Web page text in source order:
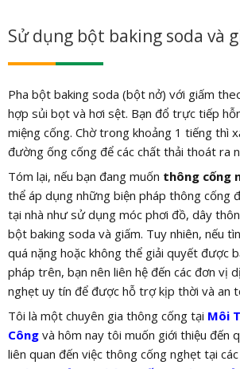
Sử dụng bột baking soda và
Pha bột baking soda (bột nở) với giấm
hợp sủi bọt và hơi sệt. Bạn đổ trực tiếp
miệng cống. Chờ trong khoảng 1 tiếng thì
đường ống cống để các chất thải thoát ra
Tóm lại, nếu bạn đang muốn thông cống
thể áp dụng những biện pháp thông cống
tại nhà như sử dụng móc phơi đồ, dây
bột baking soda và giấm. Tuy nhiên, nếu
quá nặng hoặc không thể giải quyết được
pháp trên, bạn nên liên hệ đến các đơn vị
nghẹt uy tín để được hỗ trợ kịp thời và an
Tôi là một chuyên gia thông cống tại Môi
Côngvà hôm nay tôi muốn giới thiệu đến
liên quan đến việc thông cống nghẹt tại